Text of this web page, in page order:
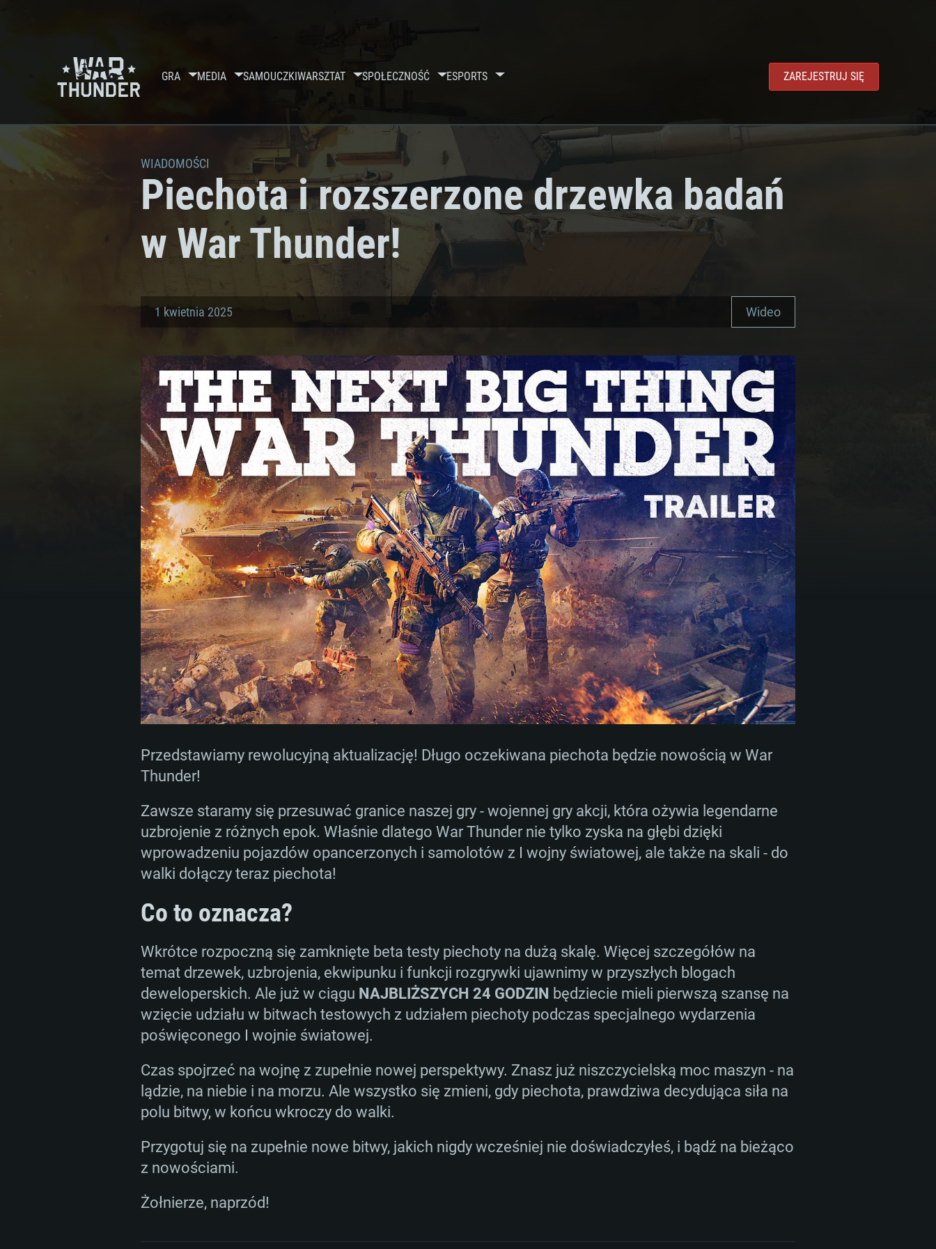
GRA MEDIA SAMOUCZKIWARSZTAT SPOŁECZNOŚĆ ESPORTS ZAREJESTRUJ SIĘ
WIADOMOŚCI
Piechota i rozszerzone drzewka badań
w War Thunder!
1 kwietnia 2025 Wideo
Przedstawiamy rewolucyjną aktualizację! Długo oczekiwana piechota będzie nowością w War
Thunder!
Zawsze staramy się przesuwać granice naszej gry - wojennej gry akcji, która ożywia legendarne
uzbrojenie z różnych epok. Właśnie dlatego War Thunder nie tylko zyska na głębi dzięki
wprowadzeniu pojazdów opancerzonych i samolotów z I wojny światowej, ale także na skali - do
walki dołączy teraz piechota!
Co to oznacza?
Wkrótce rozpoczną się zamknięte beta testy piechoty na dużą skalę. Więcej szczegółów na
temat drzewek, uzbrojenia, ekwipunku i funkcji rozgrywki ujawnimy w przyszłych blogach
deweloperskich. Ale już w ciągu NAJBLIŻSZYCH 24 GODZIN będziecie mieli pierwszą szansę na
wzięcie udziału w bitwach testowych z udziałem piechoty podczas specjalnego wydarzenia
poświęconego I wojnie światowej.
Czas spojrzeć na wojnę z zupełnie nowej perspektywy. Znasz już niszczycielską moc maszyn - na
lądzie, na niebie i na morzu. Ale wszystko się zmieni, gdy piechota, prawdziwa decydująca siła na
polu bitwy, w końcu wkroczy do walki.
Przygotuj się na zupełnie nowe bitwy, jakich nigdy wcześniej nie doświadczyłeś, i bądź na bieżąco
z nowościami.
Żołnierze, naprzód!